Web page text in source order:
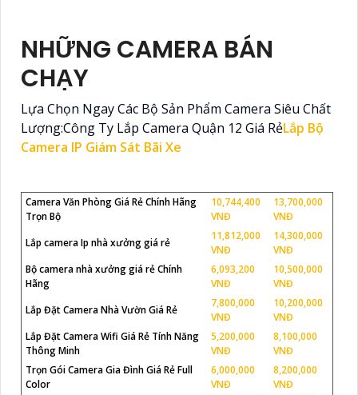
NHỮNG CAMERA BÁN
CHẠY
Lựa Chọn Ngay Các Bộ Sản Phẩm Camera Siêu Chất
Lượng:Công Ty Lắp Camera Quận 12 Giá RẻLắp Bộ
Camera IP Giám Sát Bãi Xe
Camera Văn Phòng Giá Rẻ Chính Hãng
Trọn Bộ
10,744,400
VNĐ
13,700,000
VNĐ
Lắp camera Ip nhà xưởng giá rẻ
11,812,000
VNĐ
14,300,000
VNĐ
Bộ camera nhà xưởng giá rẻ Chính
Hãng
6,093,200
VNĐ
10,500,000
VNĐ
Lắp Đặt Camera Nhà Vườn Giá Rẻ
7,800,000
VNĐ
10,200,000
VNĐ
Lắp Đặt Camera Wifi Giá Rẻ Tính Năng
Thông Minh
5,200,000
VNĐ
8,100,000
VNĐ
Trọn Gói Camera Gia Đình Giá Rẻ Full
Color
6,000,000
VNĐ
8,200,000
VNĐ